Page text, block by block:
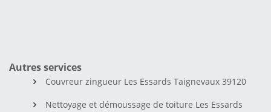
Autres services
Couvreur zingueur Les Essards Taignevaux 39120
Nettoyage et démoussage de toiture Les Essards